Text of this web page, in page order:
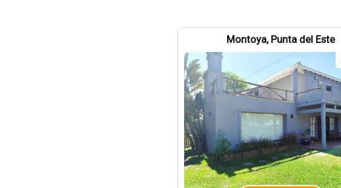
Montoya, Punta del Este